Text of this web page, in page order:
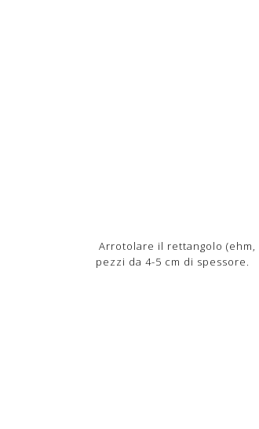
Arrotolare il rettangolo (ehm,
pezzi da 4-5 cm di spessore.